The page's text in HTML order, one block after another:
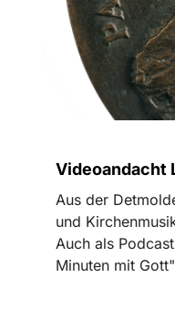
Videoandacht
Aus der
und
Auch als
Minuten mit